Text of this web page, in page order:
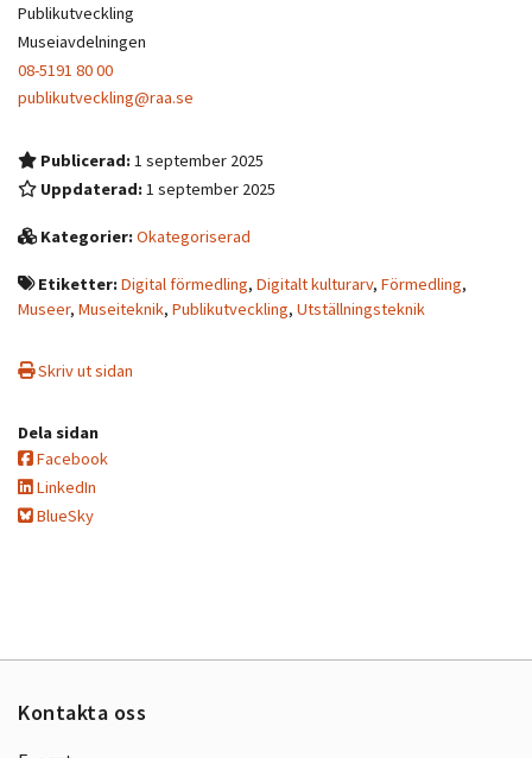
Publikutveckling
Museiavdelningen
08-5191 80 00
publikutveckling@raa.se
Publicerad:1 september 2025
Uppdaterad:1 september 2025
Kategorier:Okategoriserad
Etiketter:Digital förmedling, Digitalt kulturarv, Förmedling,
Museer, Museiteknik, Publikutveckling, Utställningsteknik
Skriv ut sidan
Dela sidan
Facebook
LinkedIn
BlueSky
Kontakta oss